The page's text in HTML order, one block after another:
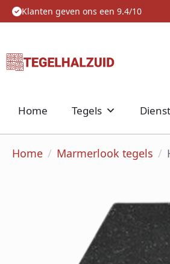
Klanten geven ons een 9.4/10
Home Tegels
Home Marmerlook tegels